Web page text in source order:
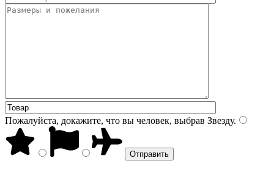
Пожалуйста, докажите, что вы человек, выбрав Звезду.